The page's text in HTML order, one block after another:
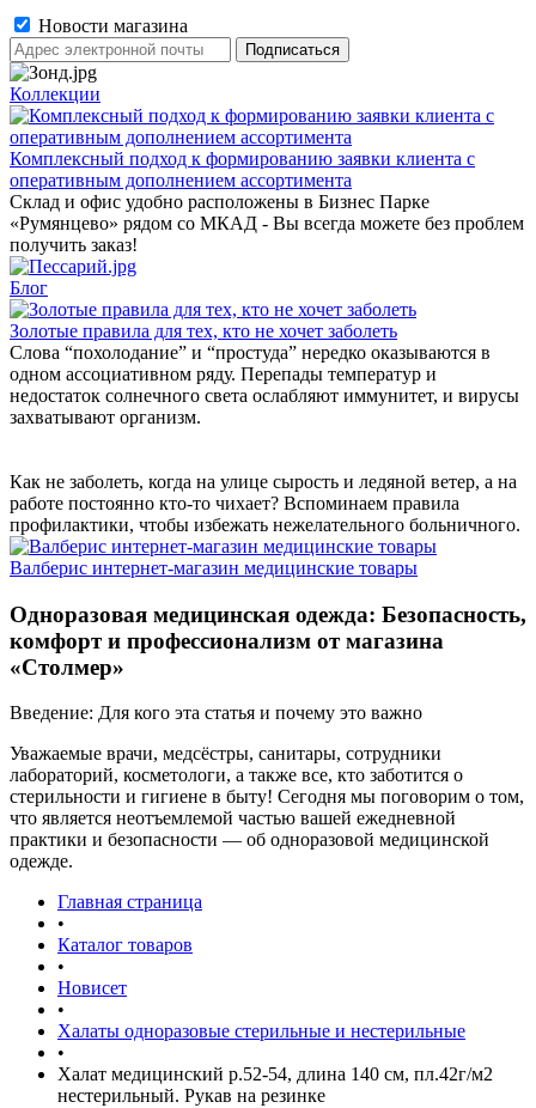
Новости магазина
Коллекции
Комплексный подход к формированию заявки клиента с
оперативным дополнением ассортимента
Склад и офис удобно расположены в Бизнес Парке
«Румянцево» рядом со МКАД - Вы всегда можете без проблем
получить заказ!
Блог
Золотые правила для тех, кто не хочет заболеть
Слова “похолодание” и “простуда” нередко оказываются в
одном ассоциативном ряду. Перепады температур и
недостаток солнечного света ослабляют иммунитет, и вирусы
захватывают организм.
Как не заболеть, когда на улице сырость и ледяной ветер, а на
работе постоянно кто-то чихает? Вспоминаем правила
профилактики, чтобы избежать нежелательного больничного.
Валберис интернет-магазин медицинские товары
Одноразовая медицинская одежда: Безопасность,
комфорт и профессионализм от магазина
«Столмер»
Введение: Для кого эта статья и почему это важно
Уважаемые врачи, медсёстры, санитары, сотрудники
лабораторий, косметологи, а также все, кто заботится о
стерильности и гигиене в быту! Сегодня мы поговорим о том,
что является неотъемлемой частью вашей ежедневной
практики и безопасности — об одноразовой медицинской
одежде.
Главная страница
•
Каталог товаров
•
Новисет
•
Халаты одноразовые стерильные и нестерильные
•
Халат медицинский р.52-54, длина 140 см, пл.42г/м2
нестерильный. Рукав на резинке